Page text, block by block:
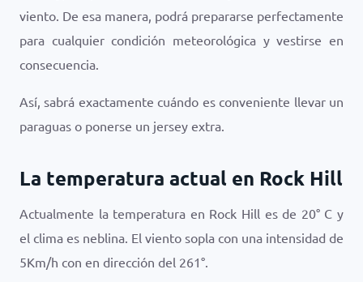
viento. De esa manera, podrá prepararse perfectamente
para cualquier condición meteorológica y vestirse en
consecuencia.
Así, sabrá exactamente cuándo es conveniente llevar un
paraguas o ponerse un jersey extra.
La temperatura actual en Rock Hill
Actualmente la temperatura en Rock Hill es de 20° C y
el clima es neblina. El viento sopla con una intensidad de
5Km/h con en dirección del 261°.